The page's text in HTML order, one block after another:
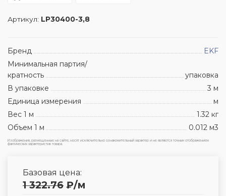
Артикул: LP30400-3,8
Бренд
EKF
Минимальная партия/
кратность
упаковка
В упаковке
3 м
Единица измерения
м
Вес 1 м
1.32 кг
Объем 1 м
0.012 м3
Изображения, размещенные на сайте, носят исключительно ознакомительный характер и не являются точным отображением
фактических характеристик товара.
Базовая цена:
1 322.76 ₽/м